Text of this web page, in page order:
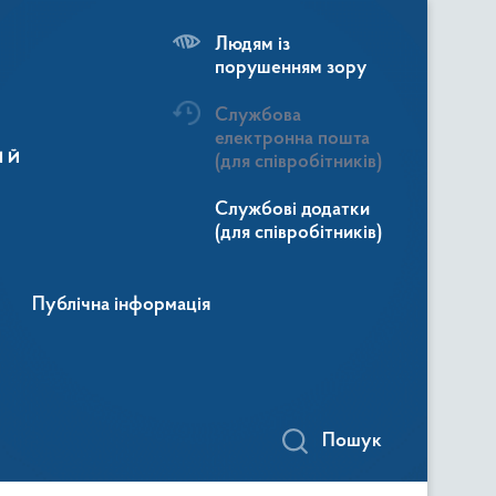
Людям із
порушенням зору
Службова
електронна пошта
(для співробітників)
Службові додатки
(для співробітників)
Публічна інформація
Пошук